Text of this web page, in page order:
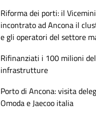
Riforma dei porti: il
incontrato ad Ancona il
e gli operatori del settore
Rifinanziati i 100 milioni
infrastrutture
Porto di Ancona: visita
Omoda e Jaecoo italia